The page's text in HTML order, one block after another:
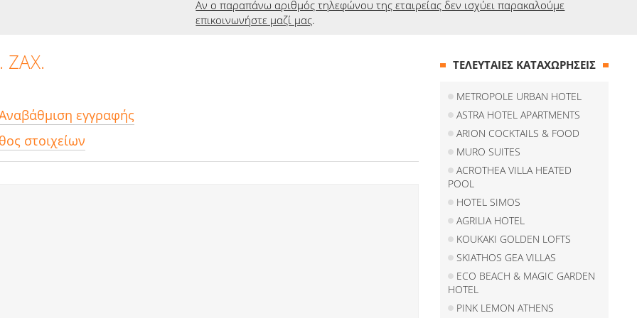
Αν ο παραπάνω αριθμός τηλεφώνου της εταιρείας δεν ισχύει παρακαλούμε
επικοινωνήστε μαζί μας.
ΖΑΧ.
εγγραφής
στοιχείων
ΤΕΛΕΥΤΑΙΕΣ ΚΑΤΑΧΩΡΗΣΕΙΣ
METROPOLE URBAN HOTEL
ASTRA HOTEL APARTMENTS
ARION COCKTAILS & FOOD
MURO SUITES
ACROTHEA VILLA HEATED
POOL
HOTEL SIMOS
AGRILIA HOTEL
KOUKAKI GOLDEN LOFTS
SKIATHOS GEA VILLAS
ECO BEACH & MAGIC GARDEN
HOTEL
PINK LEMON ATHENS